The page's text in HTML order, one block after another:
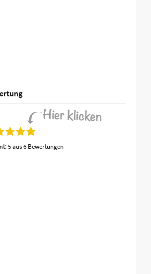
5 aus 6 Bewertungen